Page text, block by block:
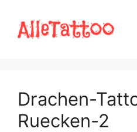
Inhalt
springen
Drachen-
Ruecken-2